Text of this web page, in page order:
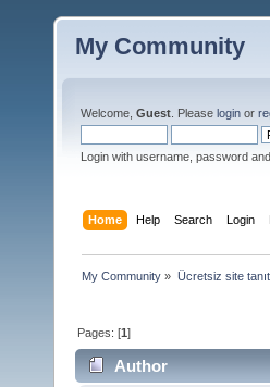
My Community
Welcome, Guest . Please login or
Login with username, password
Home Help Search Login
My Community » Ücretsiz site
Pages: [1]
Author